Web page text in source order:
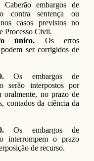
embargos de
contra sentença ou
casos previstos no
Processo Civil.
único. Os erros
ser corrigidos de
Os embargos de
serão interpostos por
oralmente, no prazo de
contados da ciência da
Os embargos de
interrompem o prazo
de recurso.